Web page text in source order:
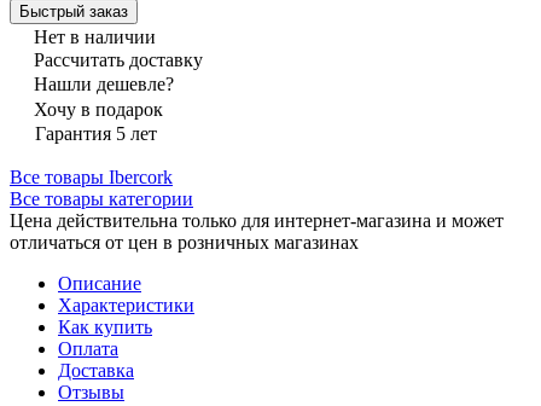
Быстрый заказ
Нет в наличии
Рассчитать доставку
Нашли дешевле?
Хочу в подарок
Гарантия 5 лет
Все товары Ibercork
Все товары категории
Цена действительна только для интернет-магазина и может
отличаться от цен в розничных магазинах
Описание
Характеристики
Как купить
Оплата
Доставка
Отзывы